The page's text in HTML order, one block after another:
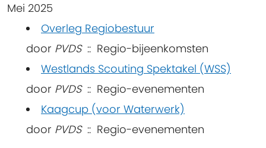
Mei 2025
Overleg Regiobestuur
door PVDS:: Regio-bijeenkomsten
Westlands Scouting Spektakel (WSS)
door PVDS:: Regio-evenementen
Kaagcup (voor Waterwerk)
door PVDS:: Regio-evenementen